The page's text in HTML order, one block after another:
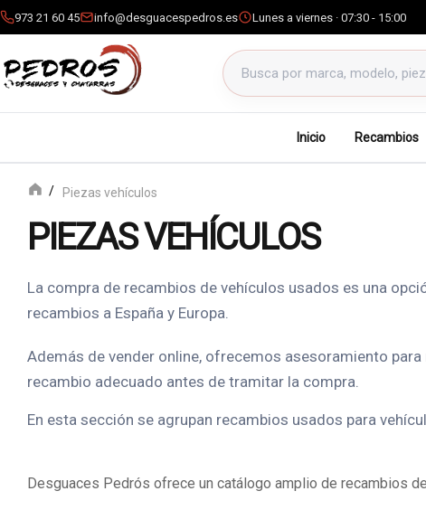
973 21 60 45 info@desguacespedros.es Lunes a viernes · 07:30 - 15:00
Buscar productos
Inicio Recambios
Piezas vehículos
PIEZAS VEHÍCULOS
La compra de recambios de vehículos usados es una
recambios a España y Europa.
Además de vender online, ofrecemos asesoramiento
recambio adecuado antes de tramitar la compra.
En esta sección se agrupan recambios usados para
Desguaces Pedrós ofrece un catálogo amplio de recambios